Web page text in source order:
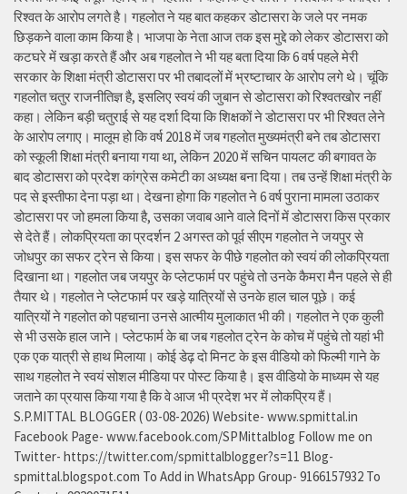
रिश्वत के आरोप लगते है। गहलोत ने यह बात कहकर डोटासरा के जले पर नमक
छिड़कने वाला काम किया है। भाजपा के नेता आज तक इस मुद्दे को लेकर डोटासरा को
कटघरे में खड़ा करते हैं और अब गहलोत ने भी यह बता दिया कि 6 वर्ष पहले मेरी
सरकार के शिक्षा मंत्री डोटासरा पर भी तबादलों में भ्रष्टाचार के आरोप लगे थे। चूंकि
गहलोत चतुर राजनीतिज्ञ है, इसलिए स्वयं की जुबान से डोटासरा को रिश्वतखोर नहीं
कहा। लेकिन बड़ी चतुराई से यह दर्शा दिया कि शिक्षकों ने डोटासरा पर भी रिश्वत लेने
के आरोप लगाए। मालूम हो कि वर्ष 2018 में जब गहलोत मुख्यमंत्री बने तब डोटासरा
को स्कूली शिक्षा मंत्री बनाया गया था, लेकिन 2020 में सचिन पायलट की बगावत के
बाद डोटासरा को प्रदेश कांग्रेस कमेटी का अध्यक्ष बना दिया। तब उन्हें शिक्षा मंत्री के
पद से इस्तीफा देना पड़ा था। देखना होगा कि गहलोत ने 6 वर्ष पुराना मामला उठाकर
डोटासरा पर जो हमला किया है, उसका जवाब आने वाले दिनों में डोटासरा किस प्रकार
से देते हैं। लोकप्रियता का प्रदर्शन 2 अगस्त को पूर्व सीएम गहलोत ने जयपुर से
जोधपुर का सफर ट्रेन से किया। इस सफर के पीछे गहलोत को स्वयं की लोकप्रियता
दिखाना था। गहलोत जब जयपुर के प्लेटफार्म पर पहुंचे तो उनके कैमरा मैन पहले से ही
तैयार थे। गहलोत ने प्लेटफार्म पर खड़े यात्रियों से उनके हाल चाल पूछे। कई
यात्रियों ने गहलोत को पहचाना उनसे आत्मीय मुलाकात भी की। गहलोत ने एक कुली
से भी उसके हाल जाने। प्लेटफार्म के बा जब गहलोत ट्रेन के कोच में पहुंचे तो यहां भी
एक एक यात्री से हाथ मिलाया। कोई डेढ़ दो मिनट के इस वीडियो को फिल्मी गाने के
साथ गहलोत ने स्वयं सोशल मीडिया पर पोस्ट किया है। इस वीडियो के माध्यम से यह
जताने का प्रयास किया गया है कि वे आज भी प्रदेश भर में लोकप्रिय हैं।
S.P.MITTAL BLOGGER ( 03-08-2026) Website- www.spmittal.in
Facebook Page- www.facebook.com/SPMittalblog Follow me on
Twitter- https://twitter.com/spmittalblogger?s=11 Blog-
spmittal.blogspot.com To Add in WhatsApp Group- 9166157932 To